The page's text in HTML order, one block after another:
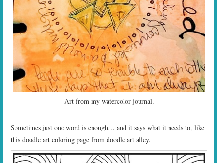
Art from my watercolor journal.
Sometimes just one word is enough… and it says what it needs to, like
this doodle art coloring page from doodle art alley.